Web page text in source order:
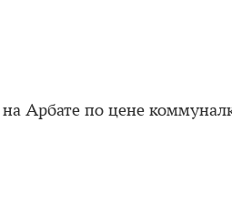
Арбате по цене